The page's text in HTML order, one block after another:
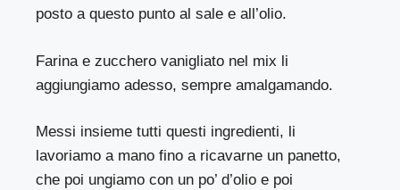
posto a questo punto al sale e all’olio.
Farina e zucchero vanigliato nel mix li
aggiungiamo adesso, sempre amalgamando.
Messi insieme tutti questi ingredienti, li
lavoriamo a mano fino a ricavarne un panetto,
che poi ungiamo con un po’ d’olio e poi